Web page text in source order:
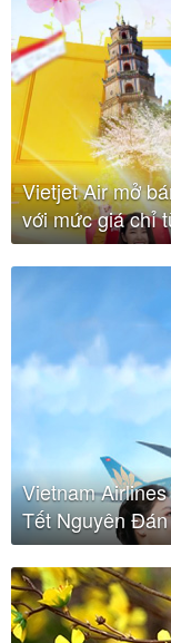
Vietjet Air mở
với mức giá chỉ
Vietnam
Tết Nguyên